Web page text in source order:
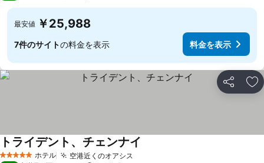
最安値 ￥25,988
7件のサイトの料金を表示 料金を表示
シェア お
5 ホテルのランク
ホテル 空港近くのオアシス
トライデント、チェンナイ